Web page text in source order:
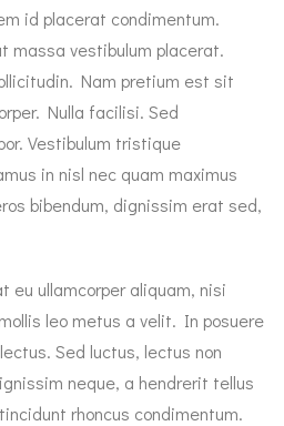
id placerat condimentum.
massa vestibulum placerat.
Nam pretium est sit
Nulla facilisi. Sed
Vestibulum tristique
in nisl nec quam maximus
bibendum, dignissim erat sed,
eu ullamcorper aliquam, nisi
leo metus a velit. In posuere
Sed luctus, lectus non
neque, a hendrerit tellus
rhoncus condimentum.